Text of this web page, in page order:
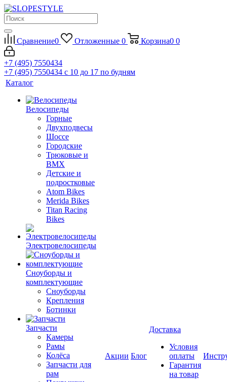
Сравнение0 Отложенные 0 Корзина0 0
+7 (495) 7550434
+7 (495) 7550434 с 10 до 17 по будням
Каталог
Велосипеды
Горные
Двухподвесы
Шоссе
Городские
Трюковые и
BMX
Детские и
подростковые
Atom Bikes
Merida Bikes
Titan Racing
Bikes
Электровелосипеды
Cноуборды и
комплектующие
Сноуборды
Крепления
Ботинки
Запчасти
Камеры
Рамы
Колёса
Запчасти для
рам
Акции Блог
Доставка
Условия
оплаты
Гарантия
на товар